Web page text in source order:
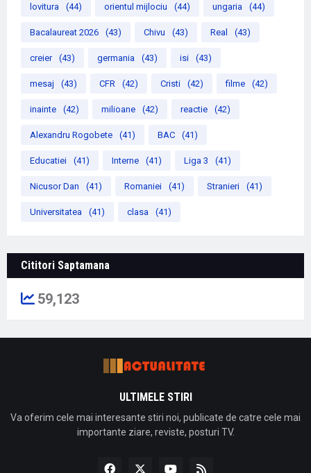
lovitura (44) orientul mijlociu (44) ungaria (44)
Bacalaureat 2026 (43) Chivu (43) Real (43)
creier (43) germania (43) isi (43)
mesaj (43) CFR (42) Cristi (42) filme (42)
inainte (42) milioane (42) reactie (42)
Alexandru Rogobete (41) BAC (41)
Educatiei (41) Interne (41) Liga 3 (41)
Nicusor Dan (41) Romaniei (41) Stranieri (41)
Universitatea (41) clasa (41)
Cititori Saptamana
59,123
ULTIMELE STIRI
Va oferim cele mai interesante stiri noi, publicate de catre cele mai
importante ziare, reviste, posturi TV.